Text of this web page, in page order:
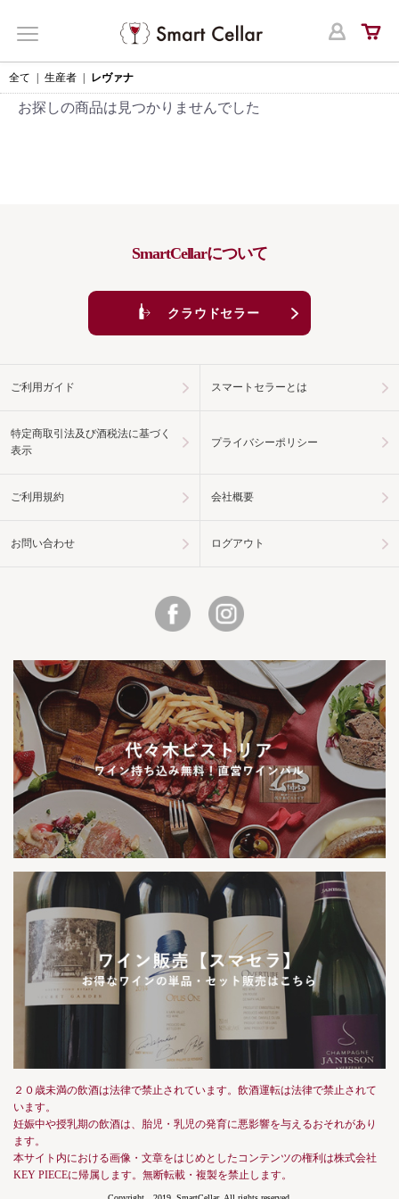
ロ
全て 生産者 レヴァナ
お探しの商品は見つかりませんでした
SmartCellarについて
クラウドセラー
ご利用ガイド スマートセラーとは
特定商取引法及び酒税法に基づく
表示
プライバシーポリシー
ご利用規約 会社概要
お問い合わせ ログアウト
Facebook
２０歳未満の飲酒は法律で禁止されています。飲酒運転は法律で禁止されて
います。
妊娠中や授乳期の飲酒は、胎児・乳児の発育に悪影響を与えるおそれがあり
ます。
本サイト内における画像・文章をはじめとしたコンテンツの権利は株式会社
KEY PIECEに帰属します。無断転載・複製を禁止します。